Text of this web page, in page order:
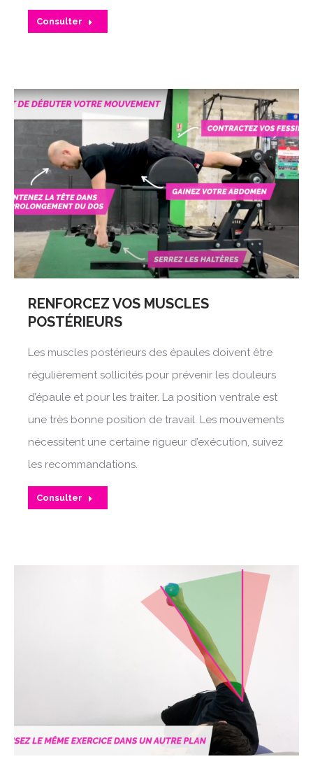
Consulter
RENFORCEZ VOS MUSCLES
POSTÉRIEURS
Les muscles postérieurs des épaules doivent être
régulièrement sollicités pour prévenir les douleurs
d’épaule et pour les traiter. La position ventrale est
une très bonne position de travail. Les mouvements
nécessitent une certaine rigueur d’exécution, suivez
les recommandations.
Consulter